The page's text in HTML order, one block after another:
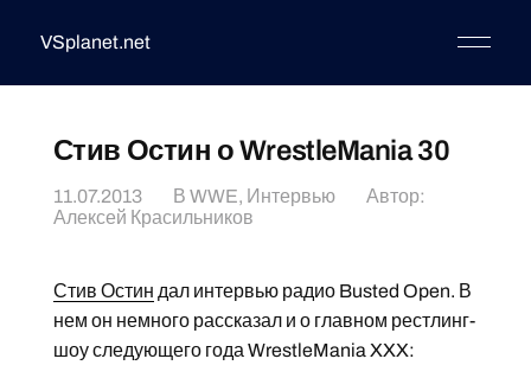
VSplanet.net
Стив Остин о WrestleMania 30
11.07.2013 В WWE, Интервью
Автор:
Алексей Красильников
Стив Остин дал интервью радио Busted Open. В
нем он немного рассказал и о главном рестлинг-
шоу следующего года WrestleMania XXX: